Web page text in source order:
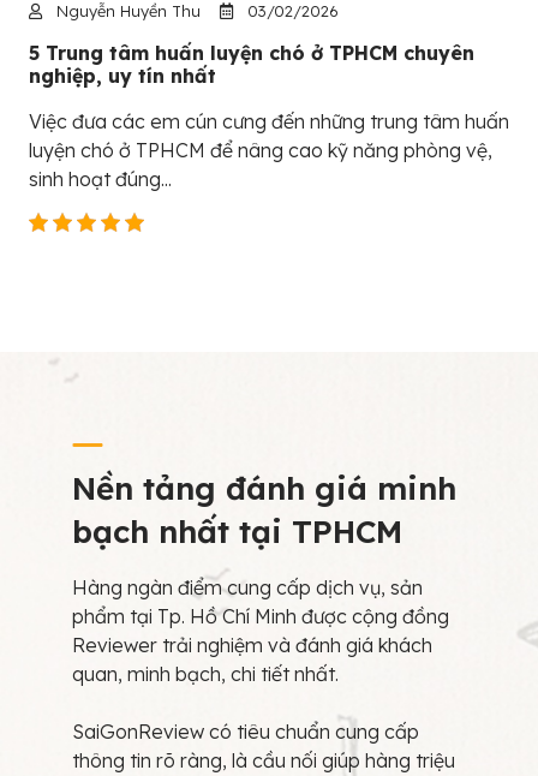
Nguyễn Huyền Thu 03/02/2026
5 Trung tâm huấn luyện chó ở TPHCM chuyên
nghiệp, uy tín nhất
Việc đưa các em cún cưng đến những trung tâm huấn
luyện chó ở TPHCM để nâng cao kỹ năng phòng vệ,
sinh hoạt đúng...
Nền tảng đánh giá minh
bạch nhất tại TPHCM
Hàng ngàn điểm cung cấp dịch vụ, sản
phẩm tại Tp. Hồ Chí Minh được cộng đồng
Reviewer trải nghiệm và đánh giá khách
quan, minh bạch, chi tiết nhất.
SaiGonReview có tiêu chuẩn cung cấp
thông tin rõ ràng, là cầu nối giúp hàng triệu